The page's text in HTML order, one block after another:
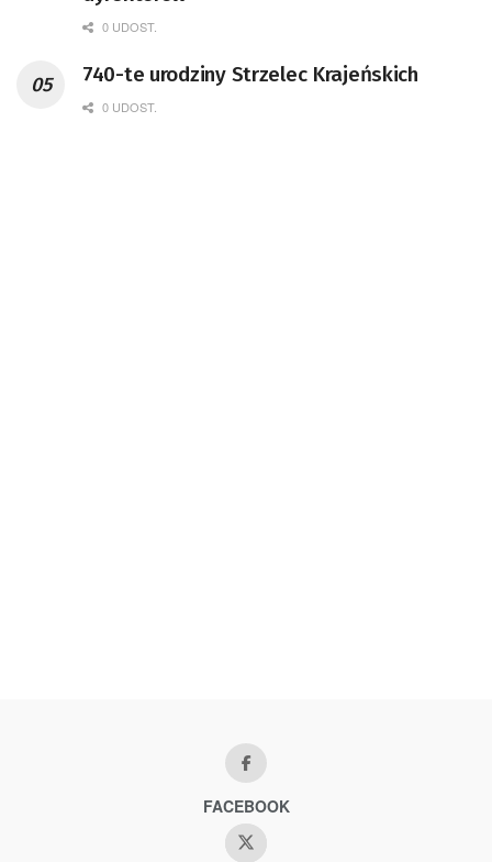
0 UDOST.
740-te urodziny Strzelec Krajeńskich
0 UDOST.
FACEBOOK